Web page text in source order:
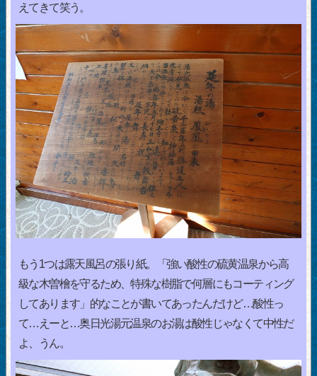
えてきて笑う。
もう1つは露天風呂の張り紙。「強い酸性の硫黄温泉から高
級な木曽檜を守るため、特殊な樹脂で何層にもコーティング
してあります」的なことが書いてあったんだけど…酸性っ
て…えーと…奥日光湯元温泉のお湯は酸性じゃなくて中性だ
よ、うん。